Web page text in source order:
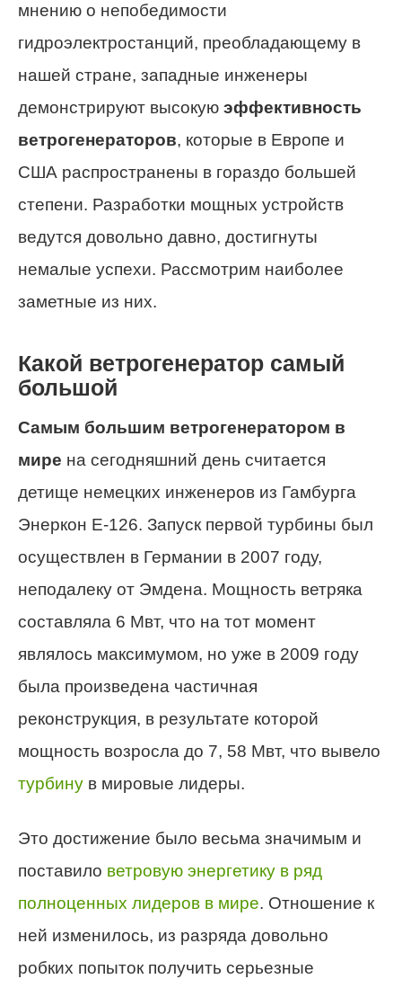
мнению о непобедимости
гидроэлектростанций, преобладающему в
нашей стране, западные инженеры
демонстрируют высокую эффективность
ветрогенераторов, которые в Европе и
США распространены в гораздо большей
степени. Разработки мощных устройств
ведутся довольно давно, достигнуты
немалые успехи. Рассмотрим наиболее
заметные из них.
Какой ветрогенератор самый
большой
Самым большим ветрогенератором в
мире на сегодняшний день считается
детище немецких инженеров из Гамбурга
Энеркон Е-126. Запуск первой турбины был
осуществлен в Германии в 2007 году,
неподалеку от Эмдена. Мощность ветряка
составляла 6 Мвт, что на тот момент
являлось максимумом, но уже в 2009 году
была произведена частичная
реконструкция, в результате которой
мощность возросла до 7, 58 Мвт, что вывело
турбину в мировые лидеры.
Это достижение было весьма значимым и
поставило ветровую энергетику в ряд
полноценных лидеров в мире. Отношение к
ней изменилось, из разряда довольно
робких попыток получить серьезные